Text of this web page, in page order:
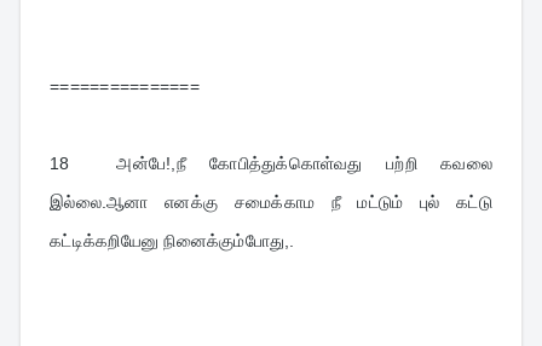
===============
18 அன்பே!,நீ கோபித்துக்கொள்வது பற்றி கவலை
இல்லை.ஆனா எனக்கு சமைக்காம நீ மட்டும் புல் கட்டு
கட்டிக்கறியேனு நினைக்கும்போது,.